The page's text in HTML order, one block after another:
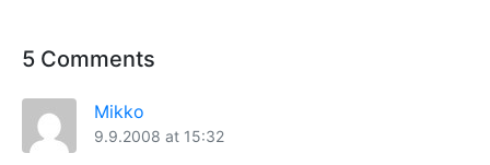
5 Comments
Mikko
9.9.2008 at 15:32